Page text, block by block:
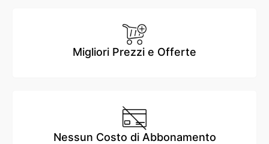
Migliori Prezzi e Offerte
Nessun Costo di Abbonamento